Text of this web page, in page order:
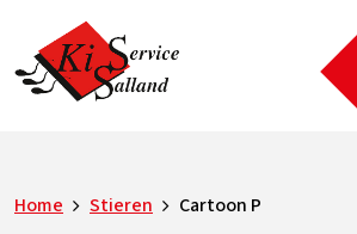
Home Stieren Cartoon P